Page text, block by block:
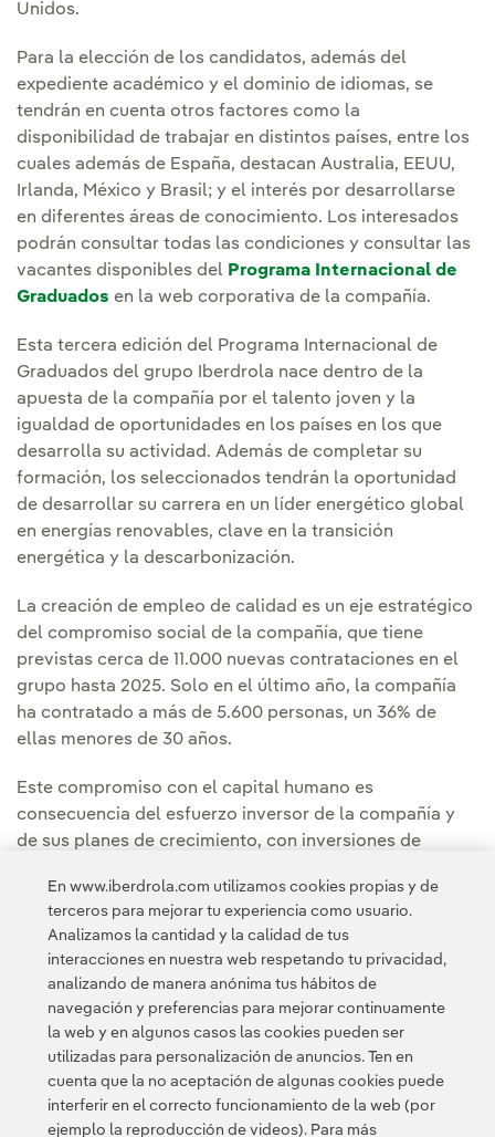
Unidos.
Para la elección de los candidatos, además del
expediente académico y el dominio de idiomas, se
tendrán en cuenta otros factores como la
disponibilidad de trabajar en distintos países, entre los
cuales además de España, destacan Australia, EEUU,
Irlanda, México y Brasil; y el interés por desarrollarse
en diferentes áreas de conocimiento. Los interesados
podrán consultar todas las condiciones y consultar las
vacantes disponibles del Programa Internacional de
Graduados en la web corporativa de la compañía.
Esta tercera edición del Programa Internacional de
Graduados del grupo Iberdrola nace dentro de la
apuesta de la compañía por el talento joven y la
igualdad de oportunidades en los países en los que
desarrolla su actividad. Además de completar su
formación, los seleccionados tendrán la oportunidad
de desarrollar su carrera en un líder energético global
en energías renovables, clave en la transición
energética y la descarbonización.
La creación de empleo de calidad es un eje estratégico
del compromiso social de la compañía, que tiene
previstas cerca de 11.000 nuevas contrataciones en el
grupo hasta 2025. Solo en el último año, la compañía
ha contratado a más de 5.600 personas, un 36% de
ellas menores de 30 años.
Este compromiso con el capital humano es
consecuencia del esfuerzo inversor de la compañía y
de sus planes de crecimiento, con inversiones de
duplicará la capacidad renovable y avanzará en redes
inteligentes y la electrificación de la economía.
Contacta Política de Privacidad Información legal
Política de cookies Configuración de cookies Accesibilidad
En www.iberdrola.com utilizamos cookies propias y de
terceros para mejorar tu experiencia como usuario.
Analizamos la cantidad y la calidad de tus
interacciones en nuestra web respetando tu privacidad,
analizando de manera anónima tus hábitos de
navegación y preferencias para mejorar continuamente
la web y en algunos casos las cookies pueden ser
utilizadas para personalización de anuncios. Ten en
cuenta que la no aceptación de algunas cookies puede
interferir en el correcto funcionamiento de la web (por
ejemplo la reproducción de videos). Para más